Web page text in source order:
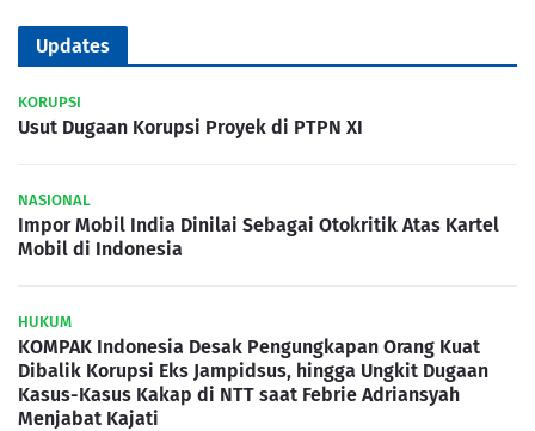
Updates
KORUPSI
Usut Dugaan Korupsi Proyek di PTPN XI
NASIONAL
Impor Mobil India Dinilai Sebagai Otokritik Atas Kartel
Mobil di Indonesia
HUKUM
KOMPAK Indonesia Desak Pengungkapan Orang Kuat
Dibalik Korupsi Eks Jampidsus, hingga Ungkit Dugaan
Kasus-Kasus Kakap di NTT saat Febrie Adriansyah
Menjabat Kajati